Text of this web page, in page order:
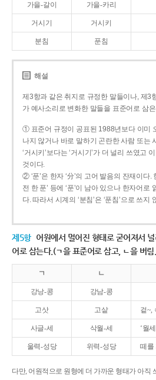
가을-갈이 가을-카리
거시기 거시키
분침 푼침
해설
제3항과 같은 취지로 규정한 말들이나, 제3
가 예사소리로 변화한 말들을 표준어로 삼
① 표준어 규정이 공표된 1988년보다 이미
나지 않거나 바로 말하기 곤란한 사람 또는
‘거시키’보다는 ‘거시기’가 더 널리 쓰였고
것이다.
② ‘푼’은 한자 ‘分’의 고어 발음의 잔재이다.
전 한 푼’ 등에 ‘푼’이 남아 있으나 한자어로
다. 따라서 시계의 ‘분침’은 ‘푼침’으로 쓰지
제5항 어원에서 멀어진 형태로 굳어져서
어로 삼는다.(ㄱ을 표준어로 삼고, ㄴ을 버림
ㄱ ㄴ
강낭-콩 강남-콩
고삿 고샅 겉~,
사글-세 삭월-세 ‘월
울력-성당 위력-성당 떼를
다만, 어원적으로 원형에 더 가까운 형태가 아직